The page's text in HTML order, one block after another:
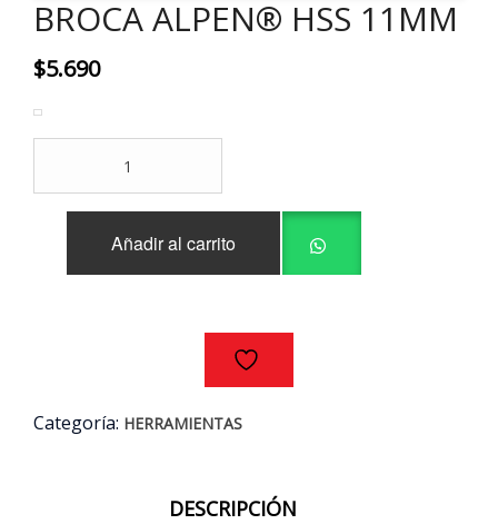
BROCA ALPEN® HSS 11MM
$5.690
HSS
Añadir al carrito
Categoría: HERRAMIENTAS
DESCRIPCIÓN